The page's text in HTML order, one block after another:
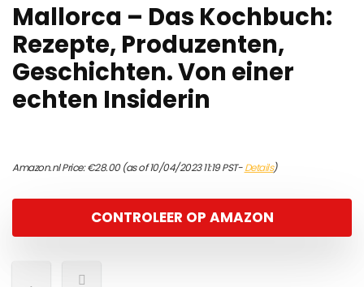
Mallorca – Das Kochbuch:
Rezepte, Produzenten,
Geschichten. Von einer
echten Insiderin
Amazon.nl Price:€28.00(as of 10/04/2023 11:19 PST-Details)
CONTROLEER OP AMAZON